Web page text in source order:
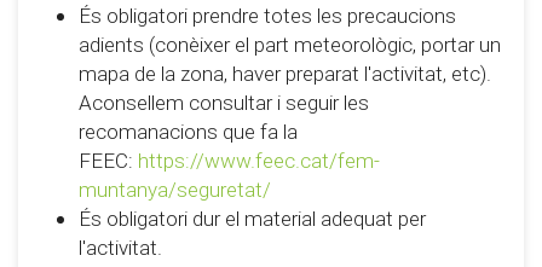
És obligatori prendre totes les precaucions
adients (conèixer el part meteorològic, portar un
mapa de la zona, haver preparat l'activitat, etc).
Aconsellem consultar i seguir les
recomanacions que fa la
FEEC: https://www.feec.cat/fem-
muntanya/seguretat/
És obligatori dur el material adequat per
l'activitat.